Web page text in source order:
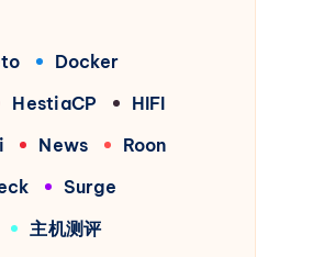
Docker
HestiaCP
HIFI
News
Roon
Surge
主机测评